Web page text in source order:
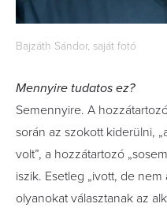
Bajzáth Sándor, saját fotó
Mennyire tudatos ez?
Semennyire. A
során az szokott kiderülni,
volt”, a hozzátartozó
iszik. Esetleg „ivott, de
olyanokat választanak az